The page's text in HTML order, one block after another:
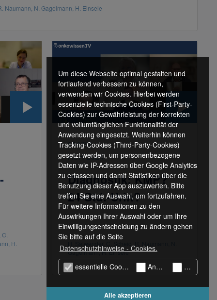
Naumann, N. Gagelmann, H. Einsele
H.
STaMINA
ASH 2024
Diagnostik: KMP?
24-Std.-Urin?
Gagelmann, H. Einsele
Um diese Webseite optimal gestalten und
fortlaufend verbessern zu können,
verwenden wir Cookies. Hierbei werden
essenzielle technische Cookies (First-Party-
Cookies) zur Gewährleistung der korrekten
und vollumfänglichen Funktionalität der
Anwendung eingesetzt. Weiterhin können
Tracking-Cookies (Third-Party-Cookies)
gesetzt werden, um personenbezogene
Daten wie IP-Adressen über Google Analytics
zu erfassen und damit Statistiken über die
Benutzung dieser App auszuwerten. Bitte
treffen Sie eine Auswahl, um fortzufahren.
Für weitere Informationen zu den
Auswirkungen Ihrer Auswahl oder um Ihre
Einwilligungsentscheidung zu ändern gehen
Sie bitte auf die Seite
Datenschutzhinweise - Cookies.
essentielle Cookies (technisch notwendige)
Analyse Cookies
Alle akzeptieren